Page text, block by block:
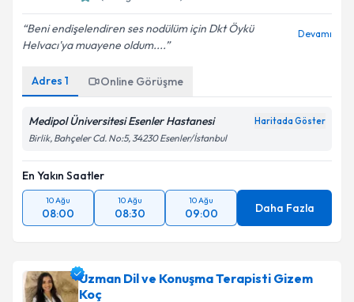
Beni endişelendiren ses nodülüm için Dkt Öykü
Helvacı'ya muayene oldum....
Devamı
Adres 1 Online Görüşme
Medipol Üniversitesi Esenler Hastanesi Haritada Göster
Birlik, Bahçeler Cd. No:5, 34230 Esenler/İstanbul
En Yakın Saatler
10 Ağu
08:00
10 Ağu
08:30
10 Ağu
09:00 Daha Fazla
Uzman Dil ve Konuşma Terapisti Gizem
Koç